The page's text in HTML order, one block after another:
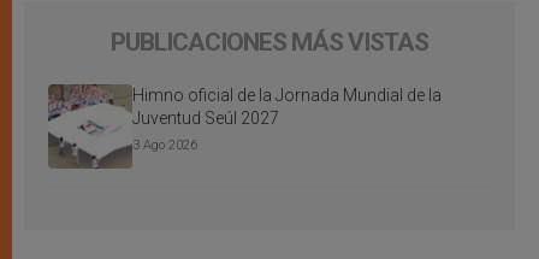
PUBLICACIONES MÁS VISTAS
Himno oficial de la Jornada Mundial de la
Juventud Seúl 2027
3 Ago 2026